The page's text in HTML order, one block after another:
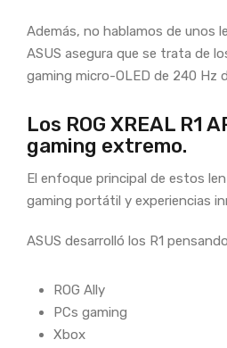
Además, no hablamos de unos
ASUS asegura que se trata de
gaming micro-OLED de 240 Hz
Los ROG XREAL R1
gaming extremo.
El enfoque principal de estos
gaming portátil y experiencias
ASUS desarrolló los R1
ROG Ally
PCs gaming
Xbox